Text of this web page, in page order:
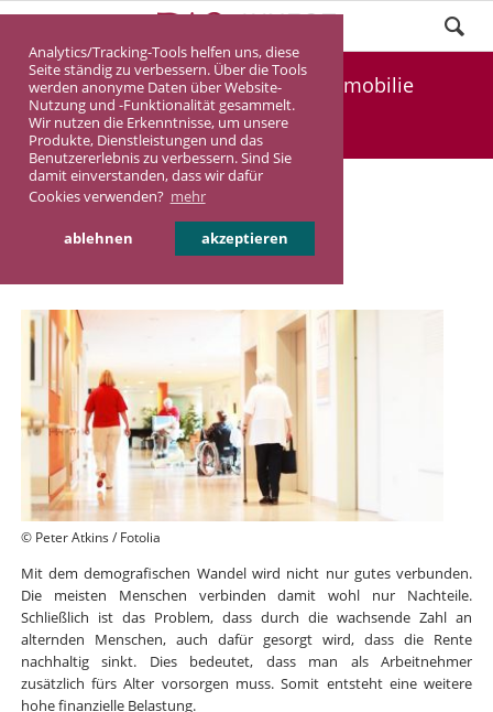
Analytics/Tracking-Tools helfen uns, diese
Seite ständig zu verbessern. Über die Tools
werden anonyme Daten über Website-
Nutzung und -Funktionalität gesammelt.
Wir nutzen die Erkenntnisse, um unsere
Produkte, Dienstleistungen und das
Benutzererlebnis zu verbessern. Sind Sie
damit einverstanden, dass wir dafür
Cookies verwenden? mehr
ablehnen akzeptieren
Renditeimmobilie / Pflegeimmobilie
DASINVEST Aktuelles
Renditeimmobilie /
Pflegeimmobilie
© Peter Atkins / Fotolia
Mit dem demografischen Wandel wird nicht nur gutes verbunden.
Die meisten Menschen verbinden damit wohl nur Nachteile.
Schließlich ist das Problem, dass durch die wachsende Zahl an
alternden Menschen, auch dafür gesorgt wird, dass die Rente
nachhaltig sinkt. Dies bedeutet, dass man als Arbeitnehmer
zusätzlich fürs Alter vorsorgen muss. Somit entsteht eine weitere
hohe finanzielle Belastung.